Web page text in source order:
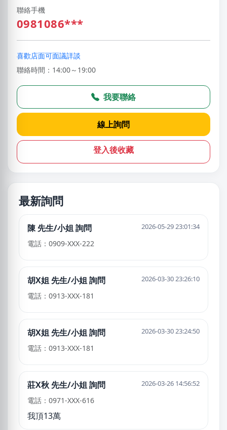
聯絡手機
0981086***
喜歡店面可面議詳談
聯絡時間：14:00～19:00
我要聯絡
線上詢問
登入後收藏
最新詢問
陳 先生/小姐 詢問 2026-05-29 23:01:34
電話：0909-XXX-222
胡X姐 先生/小姐 詢問 2026-03-30 23:26:10
電話：0913-XXX-181
胡X姐 先生/小姐 詢問 2026-03-30 23:24:50
電話：0913-XXX-181
莊X秋 先生/小姐 詢問 2026-03-26 14:56:52
電話：0971-XXX-616
我頂13萬